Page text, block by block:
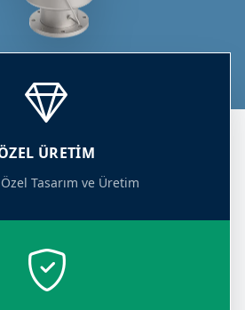
ÜRETIM
Tasarım ve Üretim